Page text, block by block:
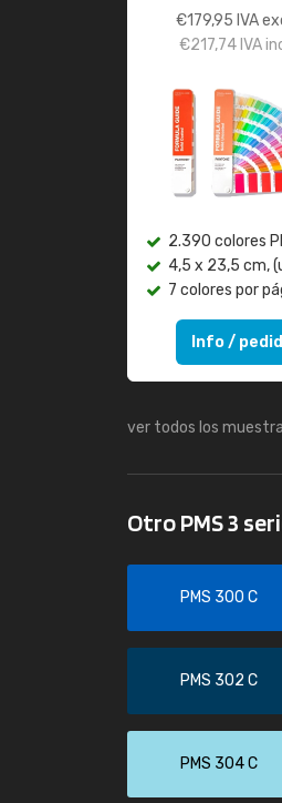
€179,95 IVA
€217,74IVA
2.390 colores
4,5 x 23,5 cm,
7 colores por
Info /
ver todos los
Otro PMS 3
PMS 300 C
PMS 302 C
PMS 304 C